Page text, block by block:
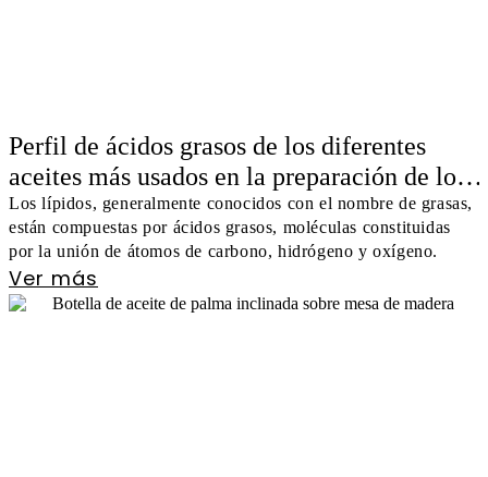
Perfil de ácidos grasos de los diferentes
aceites más usados en la preparación de los
alimentos y recomendaciones de consumo
Los lípidos, generalmente conocidos con el nombre de grasas,
están compuestas por ácidos grasos, moléculas constituidas
por la unión de átomos de carbono, hidrógeno y oxígeno.
Ver más